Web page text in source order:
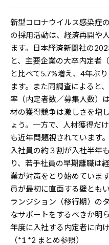
新型コロナウイルス感染症
の採用活動は、経済再開や
ます。日本経済新聞社の
と、主要企業の大卒内定者
と比べて5.7%増え、4年ぶ
ます。また同調査によると
率（内定者数／募集人数）
材の獲得競争は激しさを増
ょう。一方で、人材獲得だ
も近年問題視されています
入社員の約３割が入社半年
り、若手社員の早期離職は
業が対策をとり始めていま
員が最初に直面する壁とも
ランジション（移行期）の
なサポートをするべきか明
年度に入社する内定者に向
（*1 *2 まとめ参照）